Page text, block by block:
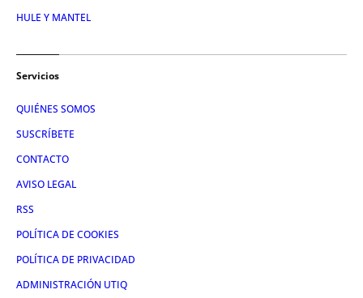
HULE Y MANTEL
Servicios
QUIÉNES SOMOS
SUSCRÍBETE
CONTACTO
AVISO LEGAL
RSS
POLÍTICA DE COOKIES
POLÍTICA DE PRIVACIDAD
ADMINISTRACIÓN UTIQ